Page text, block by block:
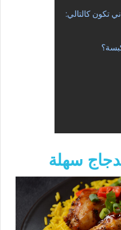
تكون كالتالي:
سهلة